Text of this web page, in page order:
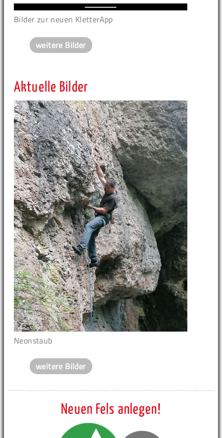
Bilder zur neuen KletterApp
weitere Bilder
Aktuelle Bilder
Neonstaub
weitere Bilder
Neuen Fels anlegen!